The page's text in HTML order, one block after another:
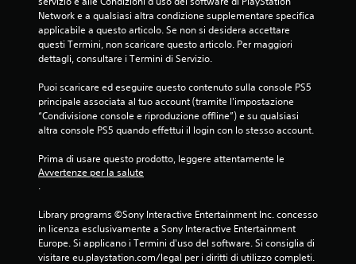
Network e a qualsiasi altra condizione supplementare specifica
applicabile a questo articolo. Se non si desidera accettare
questi Termini, non scaricare questo articolo. Per maggiori
dettagli, consultare i Termini di Servizio.
Puoi scaricare ed eseguire questo contenuto sulla console PS5
principale associata al tuo account (tramite l'impostazione
“Condivisione console e riproduzione offline”) e su qualsiasi
altra console PS5 quando effettui il login con lo stesso account.
Prima di usare questo prodotto, leggere attentamente le
Avvertenze per la salute
.
Library programs ©Sony Interactive Entertainment Inc. concesso
in licenza esclusivamente a Sony Interactive Entertainment
Europe. Si applicano i Termini d'uso del software. Si consiglia di
visitare eu.playstation.com/legal per i diritti di utilizzo completi.